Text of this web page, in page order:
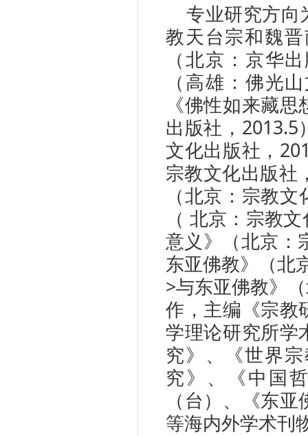
专业研究方向
教天台宗和魏
（北京：京华
（高雄：佛光
《佛性如来藏
出版社，2013.5
文化出版社，
宗教文化出版社
（北京：宗教
（ 北京：宗教
意义》（北京：
东亚佛教》（北
>与东亚佛教》
作，主编《宗教
学理论研究所学
究》、《世界
究》、《中国
（台）、《东
等海内外学术刊